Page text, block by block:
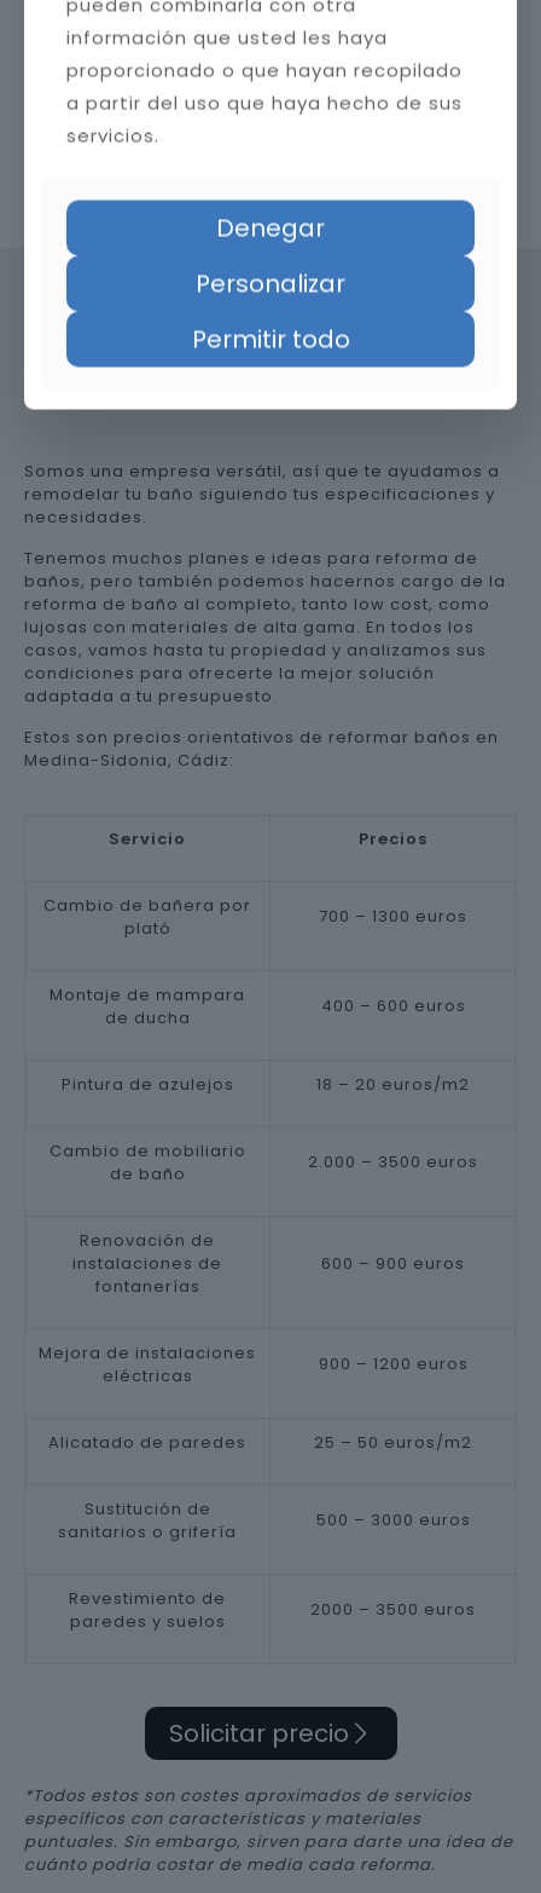
Contacta con nosotros
Precio de reformar el baño en
Cádiz
Somos una empresa versátil, así que te ayudamos a
remodelar tu baño siguiendo tus especificaciones y
necesidades.
Tenemos muchos planes e ideas para reforma de
baños, pero también podemos hacernos cargo de la
reforma de baño al completo, tanto low cost, como
lujosas con materiales de alta gama. En todos los
casos, vamos hasta tu propiedad y analizamos sus
condiciones para ofrecerte la mejor solución
adaptada a tu presupuesto.
Estos son precios orientativos de reformar baños en
Medina-Sidonia, Cádiz:
Servicio Precios
Cambio de bañera por
plató
700 – 1300 euros
Montaje de mampara
de ducha
400 – 600 euros
Pintura de azulejos 18 – 20 euros/m2
Cambio de mobiliario
de baño
2.000 – 3500 euros
Renovación de
instalaciones de
fontanerías
600 – 900 euros
Mejora de instalaciones
eléctricas
900 – 1200 euros
Alicatado de paredes 25 – 50 euros/m2
Sustitución de
sanitarios o grifería
500 – 3000 euros
Revestimiento de
paredes y suelos
2000 – 3500 euros
Solicitar precio
*Todos estos son costes aproximados de servicios
específicos con características y materiales
puntuales. Sin embargo, sirven para darte una idea de
cuánto podría costar de media cada reforma.
información que usted les haya
proporcionado o que hayan recopilado
a partir del uso que haya hecho de sus
servicios.
Denegar
Personalizar
Permitir todo